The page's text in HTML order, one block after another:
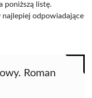
poniższą listę.
odpowiadające
Roman